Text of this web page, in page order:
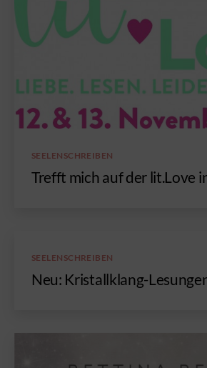
Kategorien
SEELENSCHREIBEN
Trefft mich auf der lit.Love
Kategorien
SEELENSCHREIBEN
Neu: Kristallklang-